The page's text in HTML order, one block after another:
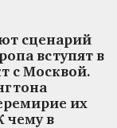
сценарий
вступят в
с Москвой.
их
чему в